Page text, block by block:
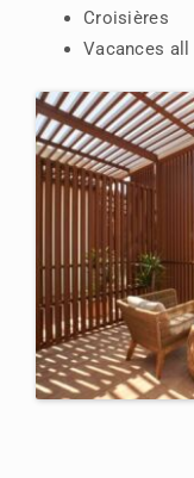
Croisières
Vacances all